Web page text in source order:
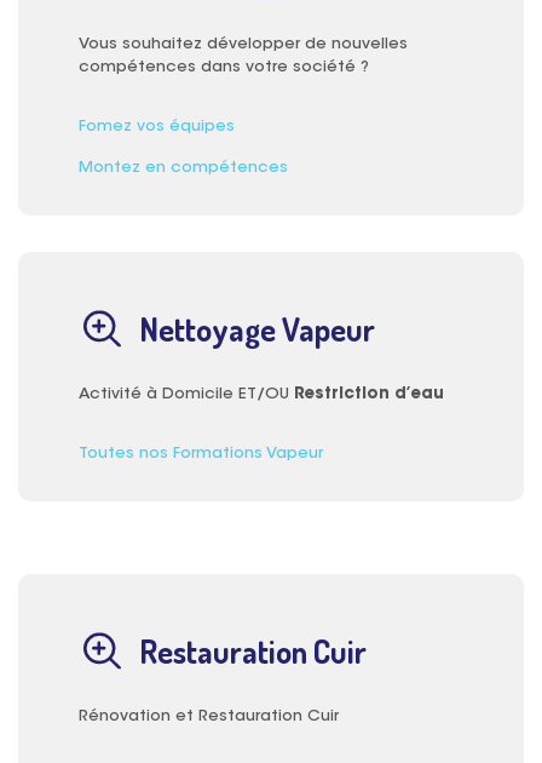
Vous souhaitez développer de nouvelles
compétences dans votre société ?
Fomez vos équipes
Montez en compétences
Nettoyage Vapeur
Activité à Domicile ET/OU Restriction d’eau
Toutes nos Formations Vapeur
Restauration Cuir
Rénovation et Restauration Cuir